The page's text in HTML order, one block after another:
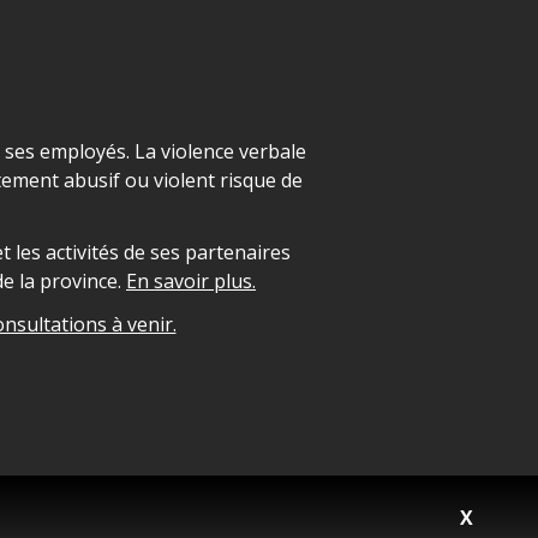
X
employés. La violence verbale
abusif ou violent risque de
les activités de ses partenaires
la province. En savoir plus.
à venir.